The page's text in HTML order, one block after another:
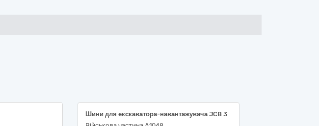
Шини для екскаватора-навантажувача JCB 3CX SITEMASTER